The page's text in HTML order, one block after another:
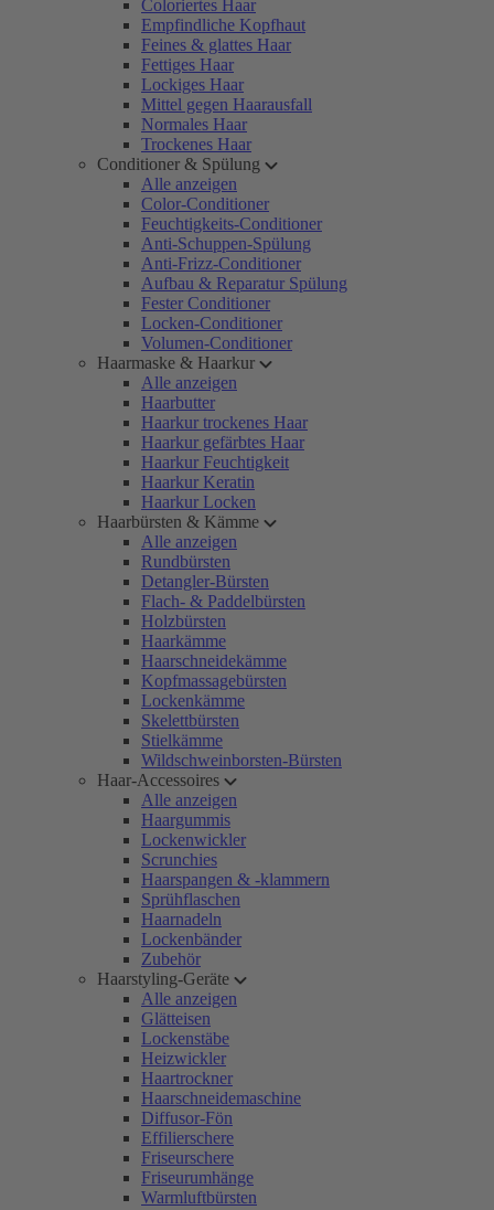
Coloriertes Haar
Empfindliche Kopfhaut
Feines & glattes Haar
Fettiges Haar
Lockiges Haar
Mittel gegen Haarausfall
Normales Haar
Trockenes Haar
Conditioner & Spülung
Alle anzeigen
Color-Conditioner
Feuchtigkeits-Conditioner
Anti-Schuppen-Spülung
Anti-Frizz-Conditioner
Aufbau & Reparatur Spülung
Fester Conditioner
Locken-Conditioner
Volumen-Conditioner
Haarmaske & Haarkur
Alle anzeigen
Haarbutter
Haarkur trockenes Haar
Haarkur gefärbtes Haar
Haarkur Feuchtigkeit
Haarkur Keratin
Haarkur Locken
Haarbürsten & Kämme
Alle anzeigen
Rundbürsten
Detangler-Bürsten
Flach- & Paddelbürsten
Holzbürsten
Haarkämme
Haarschneidekämme
Kopfmassagebürsten
Lockenkämme
Skelettbürsten
Stielkämme
Wildschweinborsten-Bürsten
Haar-Accessoires
Alle anzeigen
Haargummis
Lockenwickler
Scrunchies
Haarspangen & -klammern
Sprühflaschen
Haarnadeln
Lockenbänder
Zubehör
Haarstyling-Geräte
Alle anzeigen
Glätteisen
Lockenstäbe
Heizwickler
Haartrockner
Haarschneidemaschine
Diffusor-Fön
Effilierschere
Friseurschere
Friseurumhänge
Warmluftbürsten